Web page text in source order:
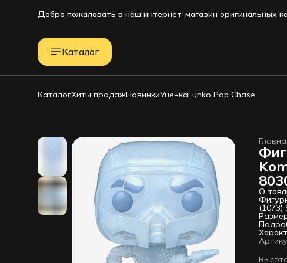
Добро пожаловать в наш интернет-магазин оригинальных
Каталог
КаталогХиты продажНовинкиУценкаFunko Pop Chase
О
(1073)
Саб-
мечи,
Если